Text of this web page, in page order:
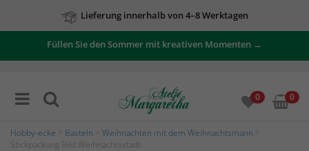
Lieferung innerhalb von 4–8 Werktagen
Füllen Sie den Sommer mit kreativen Momenten →
0 0
Hobby-ecke Basteln Weihnachten mit dem Weihnachtsmann
Stickpackung Bild Weihnachtsstadt